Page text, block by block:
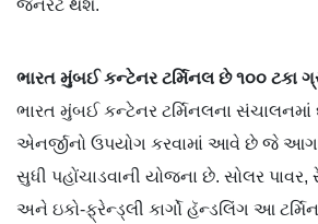
જનરેટ થશે.
ભારત મુંબઈ કન્ટેનર ટર્મિનલ છે ૧૦૦ ટકા
ભારત મુંબઈ કન્ટેનર ટર્મિનલના
એનર્જીનો ઉપયોગ કરવામાં આવે છે જે
સુધી પહોંચાડવાની યોજના છે. સોલર પાવર,
અને ઇકો-ફ્રેન્ડ્લી કાર્ગો હૅન્ડલિંગ આ